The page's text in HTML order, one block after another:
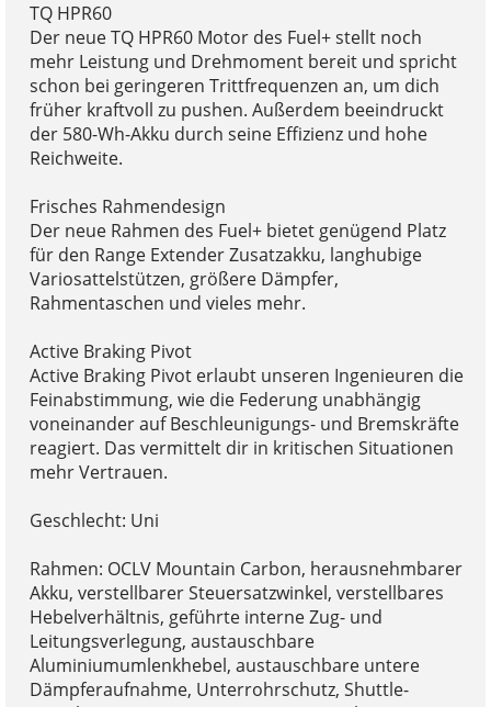
TQ HPR60
Der neue TQ HPR60 Motor des Fuel+ stellt noch
mehr Leistung und Drehmoment bereit und spricht
schon bei geringeren Trittfrequenzen an, um dich
früher kraftvoll zu pushen. Außerdem beeindruckt
der 580-Wh-Akku durch seine Effizienz und hohe
Reichweite.
Frisches Rahmendesign
Der neue Rahmen des Fuel+ bietet genügend Platz
für den Range Extender Zusatzakku, langhubige
Variosattelstützen, größere Dämpfer,
Rahmentaschen und vieles mehr.
Active Braking Pivot
Active Braking Pivot erlaubt unseren Ingenieuren die
Feinabstimmung, wie die Federung unabhängig
voneinander auf Beschleunigungs- und Bremskräfte
reagiert. Das vermittelt dir in kritischen Situationen
mehr Vertrauen.
Geschlecht: Uni
Rahmen: OCLV Mountain Carbon, herausnehmbarer
Akku, verstellbarer Steuersatzwinkel, verstellbares
Hebelverhältnis, geführte interne Zug- und
Leitungsverlegung, austauschbare
Aluminiumumlenkhebel, austauschbare untere
Dämpferaufnahme, Unterrohrschutz, Shuttle-